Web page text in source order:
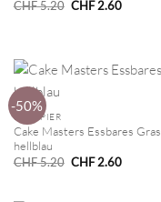
CHF5.20 Ursprünglicher
CHF2.60Aktueller
-50%
ESSPAPIER
Cake Masters Essbares Gras
hellblau
CHF5.20 Ursprünglicher
Preis
CHF2.60Aktueller